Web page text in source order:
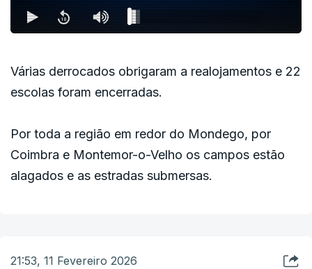
Várias derrocados obrigaram a realojamentos e 22
escolas foram encerradas.
Por toda a região em redor do Mondego, por
Coimbra e Montemor-o-Velho os campos estão
alagados e as estradas submersas.
21:53, 11 Fevereiro 2026